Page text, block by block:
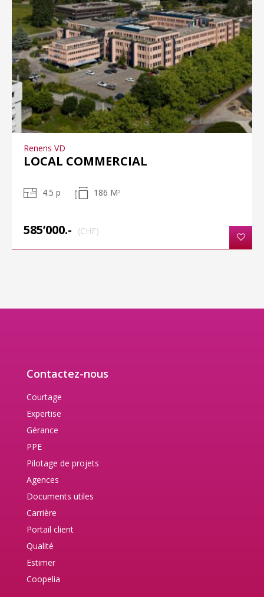
Renens VD
LOCAL COMMERCIAL
4.5 p 186 M 2
585’000.- (CHF)
Contactez-nous
Courtage
Expertise
Gérance
PPE
Pilotage de projets
Agences
Documents utiles
Carrière
Portail client
Qualité
Estimer
Coopelia